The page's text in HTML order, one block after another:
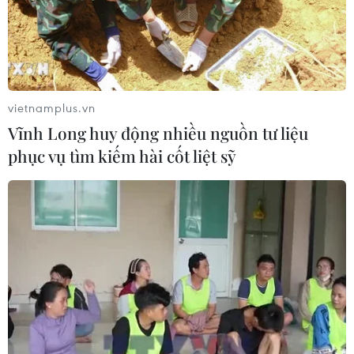
Nghệ An: OCOP đã có thương hiệu,
vì sao nông sản vẫn lo đầu ra?
08/08/2026 03:28
Quảng Trị quyết tâm bàn giao sớm
mặt bằng Dự án Nhà máy điện gió
LIG-Hướng Hóa 1
08/08/2026 02:33
Chủ tịch Quốc hội dự kỷ
niệm 70 năm Ngày truyền thống lực
lượng Cảnh sát kinh tế
08/08/2026 01:59
vietnamplus.vn
Vĩnh Long huy động nhiều nguồn tư liệu
phục vụ tìm kiếm hài cốt liệt sỹ